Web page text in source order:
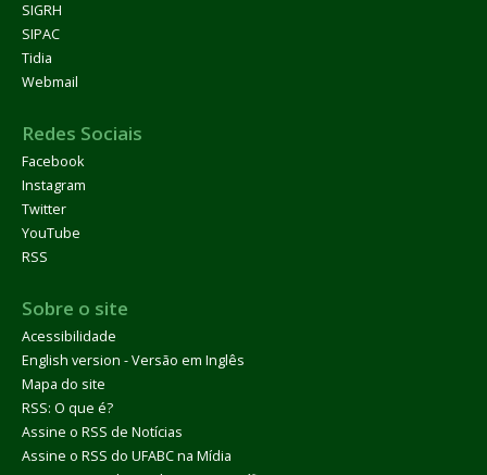
SIGRH
SIPAC
Tidia
Webmail
Redes Sociais
Facebook
Instagram
Twitter
YouTube
RSS
Sobre o site
Acessibilidade
English version - Versão em Inglês
Mapa do site
RSS: O que é?
Assine o RSS de Notícias
Assine o RSS do UFABC na Mídia